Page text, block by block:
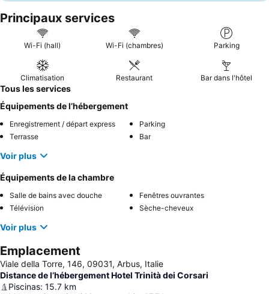
leur professionnalisme, et l'ajout récent d'un
des commentaires positifs. Pour une expérience optimale,
pensez à demander une chambre aux étages supérieurs pour
Principaux services
Wi-Fi (hall) Wi-Fi (chambres) Parking
Climatisation Restaurant Bar dans l'hôtel
Tous les services
Équipements de l’hébergement
Enregistrement / départ express
Parking
Terrasse
Bar
Voir plus
Équipements de la chambre
Salle de bains avec douche
Fenêtres ouvrantes
Télévision
Sèche-cheveux
Voir plus
Emplacement
Viale della Torre, 146, 09031, Arbus, Italie
Distance de l’hébergement Hotel Trinità dei Corsari
Piscinas: 15.7 km